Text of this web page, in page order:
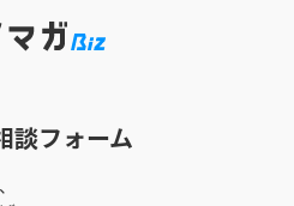
談フォーム